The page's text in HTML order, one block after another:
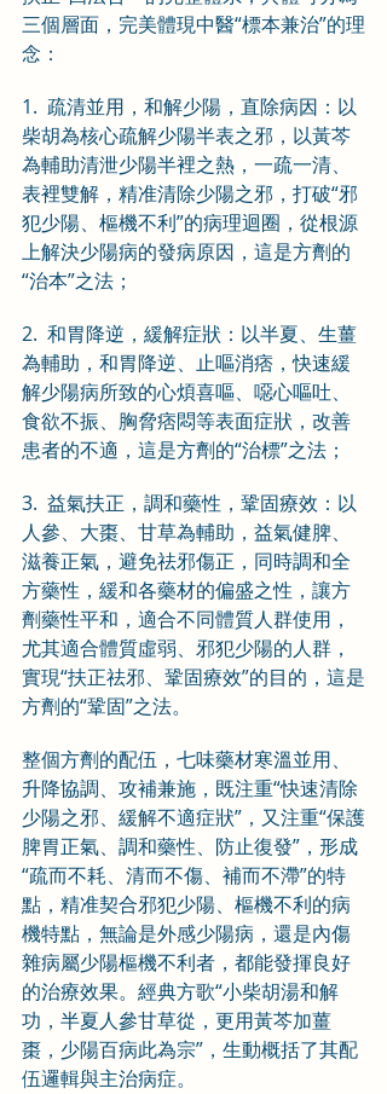
三個層面，完美體現中醫“標本兼治”的理
念：
1.  疏清並用，和解少陽，直除病因：以
柴胡為核心疏解少陽半表之邪，以黃芩
為輔助清泄少陽半裡之熱，一疏一清、
表裡雙解，精准清除少陽之邪，打破“邪
犯少陽、樞機不利”的病理迴圈，從根源
上解決少陽病的發病原因，這是方劑的
“治本”之法；
2.  和胃降逆，緩解症狀：以半夏、生薑
為輔助，和胃降逆、止嘔消痞，快速緩
解少陽病所致的心煩喜嘔、噁心嘔吐、
食欲不振、胸脅痞悶等表面症狀，改善
患者的不適，這是方劑的“治標”之法；
3.  益氣扶正，調和藥性，鞏固療效：以
人參、大棗、甘草為輔助，益氣健脾、
滋養正氣，避免祛邪傷正，同時調和全
方藥性，緩和各藥材的偏盛之性，讓方
劑藥性平和，適合不同體質人群使用，
尤其適合體質虛弱、邪犯少陽的人群，
實現“扶正祛邪、鞏固療效”的目的，這是
方劑的“鞏固”之法。
整個方劑的配伍，七味藥材寒溫並用、
升降協調、攻補兼施，既注重“快速清除
少陽之邪、緩解不適症狀”，又注重“保護
脾胃正氣、調和藥性、防止復發”，形成
“疏而不耗、清而不傷、補而不滯”的特
點，精准契合邪犯少陽、樞機不利的病
機特點，無論是外感少陽病，還是內傷
雜病屬少陽樞機不利者，都能發揮良好
的治療效果。經典方歌“小柴胡湯和解
功，半夏人參甘草從，更用黃芩加薑
棗，少陽百病此為宗”，生動概括了其配
伍邏輯與主治病症。